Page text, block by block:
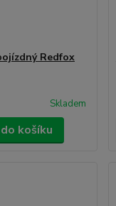
Redfox
Skladem
košíku